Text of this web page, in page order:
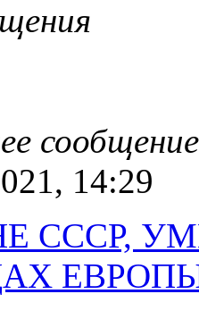
сообщение
14:29
СССР,